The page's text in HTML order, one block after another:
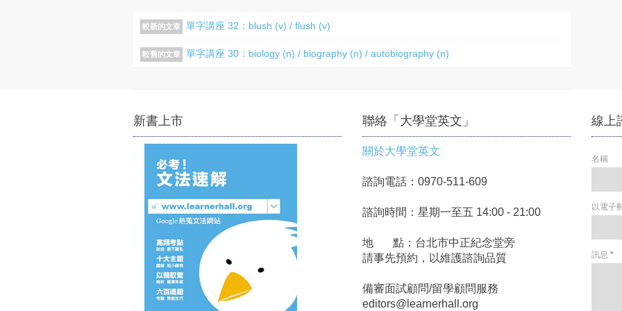
較新的文章 單字講座 32：blush (v) / flush (v)
較舊的文章 單字講座 30：biology (n) / biography (n) / autobiography (n)
新書上市 聯絡「大學堂英文」
關於大學堂英文
諮詢電話：0970-511-609
諮詢時間：星期一至五 14:00 - 21:00
地 點：台北市中正紀念堂旁
請事先預約，以維護諮詢品質
備審面試顧問/留學顧問服務
editors@learnerhall.org
線上
名稱
以電子
訊息 *